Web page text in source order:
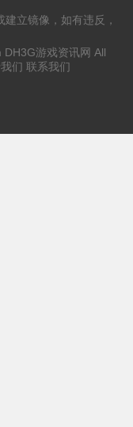
立镜像，如有违反，
DH3G游戏资讯网 All
们 联系我们